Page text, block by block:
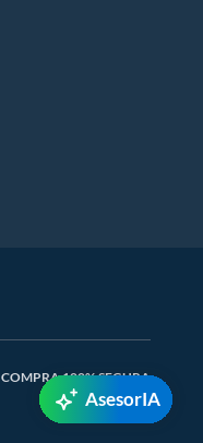
COMPRA 100% SEGURA
AsesorIA